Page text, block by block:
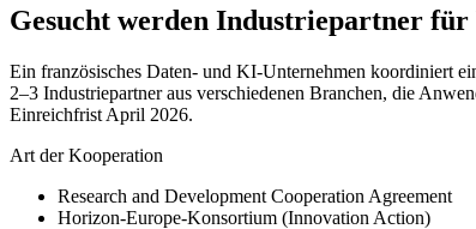
Gesucht werden Industriepartner
Ein französisches Daten- und KI-Unternehmen koordiniert
2–3 Industriepartner aus verschiedenen Branchen, die
Einreichfrist April 2026.
Art der Kooperation
Research and Development Cooperation Agreement
Horizon-Europe-Konsortium (Innovation Action)